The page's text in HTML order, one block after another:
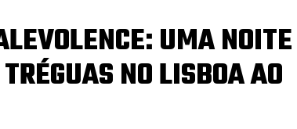
UMA NOITE
NO LISBOA AO